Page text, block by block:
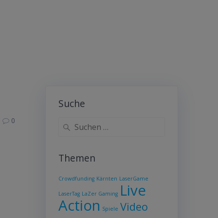
0
Suche
Suche
nach:
Themen
Crowdfunding Kärnten LaserGame
LaserTag LaZer Gaming Live
Action Spiele Video